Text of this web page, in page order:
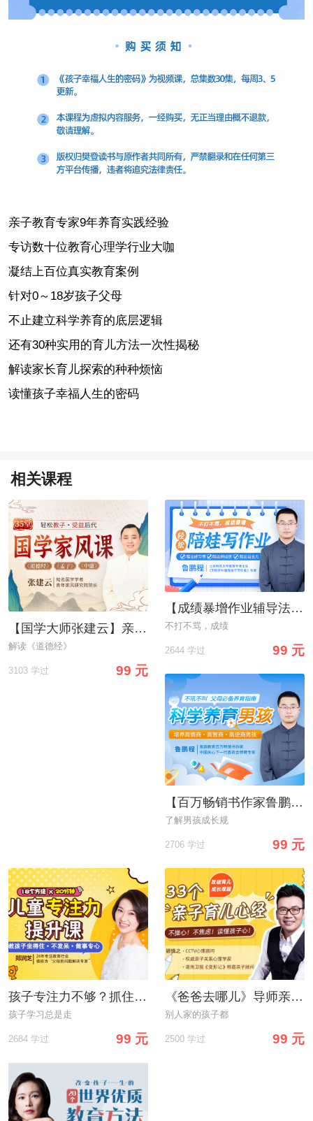
亲子教育专家9年养育实践经验
专访数十位教育心理学行业大咖
凝结上百位真实教育案例
针对0～18岁孩子父母
不止建立科学养育的底层逻辑
还有30种实用的育儿方法一次性揭秘
解读家长育儿探索的种种烦恼
读懂孩子幸福人生的密码
相关课程
【国学大师张建云】亲授：35堂国学家风课，轻松教子
解读《道德经》
3103 学过 99 元
【成绩暴增作业辅导法】告别“吼叫式”作业辅导，轻松陪娃写作业
不打不骂，成绩
2644 学过 99 元
【百万畅销书作家鲁鹏程】教你不吼不叫，科学养育男孩
了解男孩成长规
2706 学过 99 元
孩子专注力不够？抓住黄金纠正期，18堂课轻松打造孩子超强专注力，收获好成绩！
孩子学习总是走
2684 学过 99 元
《爸爸去哪儿》导师亲授：33个育儿心经，当不操心/不焦虑/读懂孩子心的好爸妈
别人家的孩子都
2500 学过 99 元